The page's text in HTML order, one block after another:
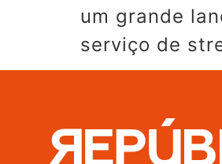
um grande
serviço de